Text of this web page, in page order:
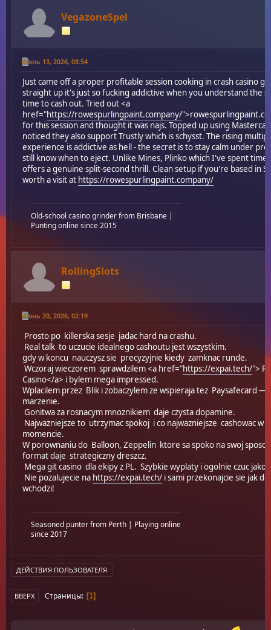
VegazoneSpel
Июнь 13, 2026, 08:54
Just came off a proper profitable session cooking in crash casino
straight up it's just so fucking addictive when you understand the
time to cash out. Tried out <a
href="https://rowespurlingpaint.company/
for this session and thought it was najs. Topped up using
noticed they also support Trustly which is schysst. The rising
experience is addictive as hell - the secret is to stay calm under
still know when to eject. Unlike Mines, Plinko which I've spent time
offers a genuine split-second thrill. Clean setup if you're based in
worth a visit at https://rowespurlingpaint.company/
Old-school casino grinder from Brisbane |
Punting online since 2015
RollingSlots
Июнь 20, 2026, 02:19
Prosto po killerska sesje jadac hard na crashu.
Real talk to uczucie idealnego cashoutu jest wszystkim.
gdy w koncu nauczysz sie precyzyjnie kiedy zamknac runde.
Wczoraj wieczorem sprawdzilem <a href="https://expai.tech/">
Casino</a> i bylem mega impressed.
Wplacilem przez Blik i zobaczylem ze wspieraja tez Paysafecard —
marzenie.
Gonitwa za rosnacym mnoznikiem daje czysta dopamine.
Najwazniejsze to utrzymac spokoj i co najwazniejsze cashowac w
momencie.
W porownaniu do Balloon, Zeppelin ktore sa spoko na swoj
format daje strategiczny dreszcz.
Mega git casino dla ekipy z PL. Szybkie wyplaty i ogolnie czuc
Nie pozalujecie na https://expai.tech/ i sami przekonajcie sie jak
wchodzi!
Seasoned punter from Perth | Playing online
since 2017
ДЕЙСТВИЯ ПОЛЬЗОВАТЕЛЯ
ВВЕРХ Страницы 1